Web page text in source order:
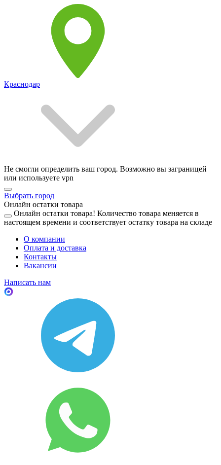
Краснодар
Не смогли определить ваш город. Возможно вы заграницей
или используете vpn
Выбрать город
Онлайн остатки товара
Онлайн остатки товара! Количество товара меняется в
настоящем времени и соответствует остатку товара на складе
О компании
Оплата и доставка
Контакты
Вакансии
Написать нам